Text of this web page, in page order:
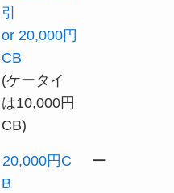
引
or 20,000円
CB
(ケータイ
は10,000円
CB)
20,000円C
B
ー